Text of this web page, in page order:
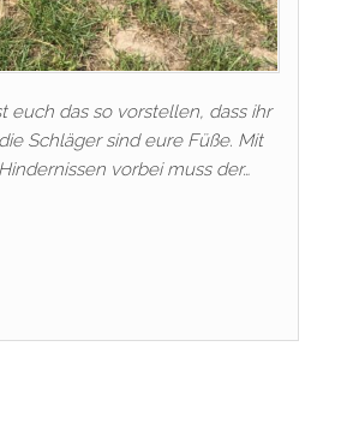
euch das so vorstellen, dass ihr
Schläger sind eure Füße. Mit
vorbei muss der…